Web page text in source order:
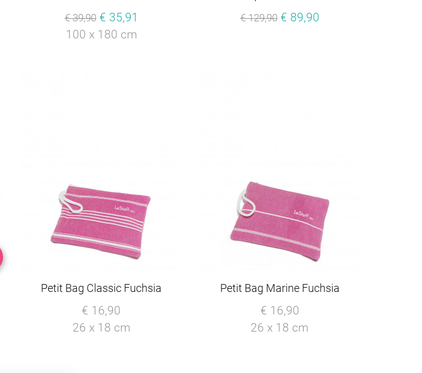
€ 39,90 € 35,91
100 x 180 cm
€ 129,90 € 89,90
Petit Bag Classic Fuchsia
€ 16,90
26 x 18 cm
Petit Bag Marine Fuchsia
€ 16,90
26 x 18 cm